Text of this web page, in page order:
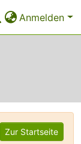
Anmelden
Zur Startseite